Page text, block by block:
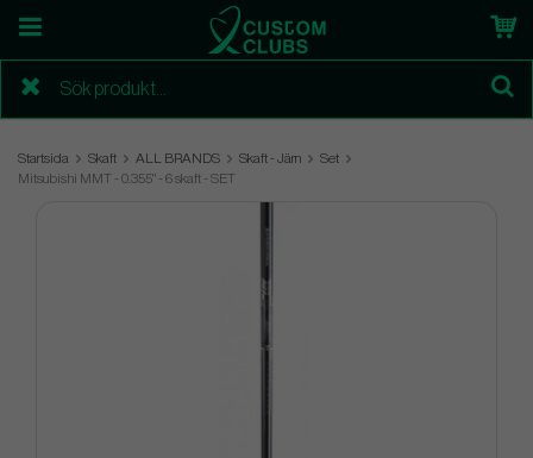
Startsida Skaft ALL BRANDS Skaft - Järn
Set
Mitsubishi MMT - 0.355" - 6 skaft - SET